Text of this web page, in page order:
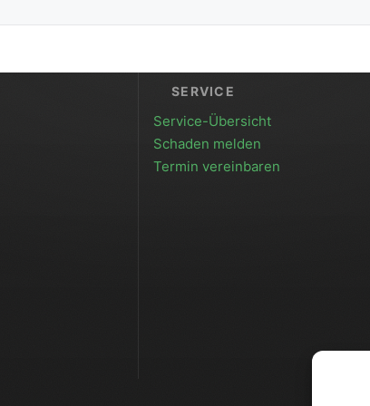
SERVICE
Service-Übersicht
Schaden melden
Termin vereinbaren